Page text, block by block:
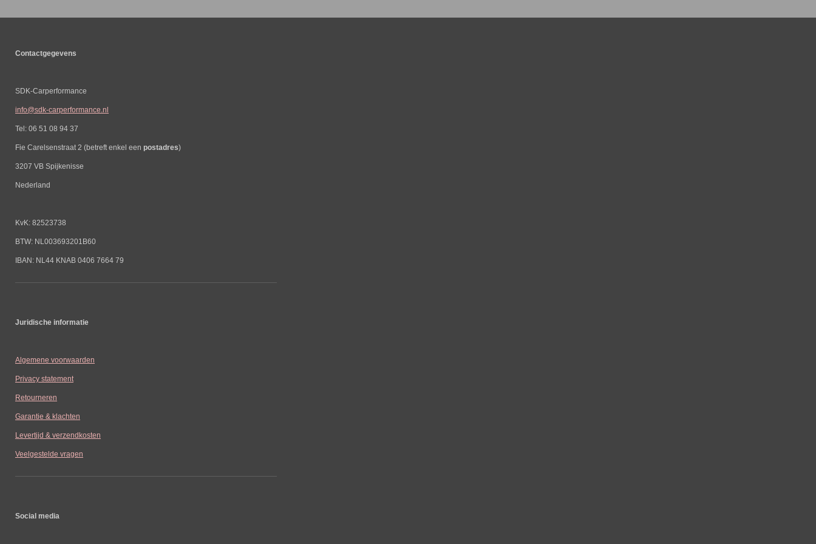
Contactgegevens
SDK-Carperformance
info@sdk-carperformance.nl
Tel: 06 51 08 94 37
Fie Carelsenstraat 2 (betreft enkel een postadres)
3207 VB Spijkenisse
Nederland
KvK: 82523738
BTW: NL003693201B60
IBAN: NL44 KNAB 0406 7664 79
Juridische informatie
Algemene voorwaarden
Privacy statement
Retourneren
Garantie & klachten
Levertijd & verzendkosten
Veelgestelde vragen
Social media